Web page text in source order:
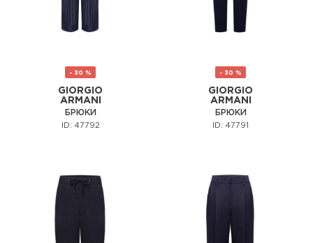
- 30 %
GIORGIO
ARMANI
БРЮКИ
ID: 47792
- 30 %
GIORGIO
ARMANI
БРЮКИ
ID: 47791